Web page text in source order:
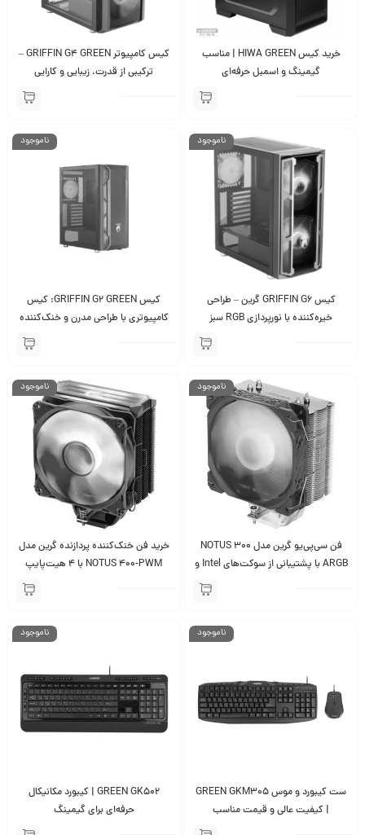
خرید کیس HIWA GREEN | مناسب
گیمینگ و اسمبل حرفه‌ای
کیس کامپیوتر GRIFFIN G4 GREEN –
ترکیبی از قدرت، زیبایی و کارایی
ناموجود
کیس GRIFFIN G6 گرین – طراحی
خیره‌کننده با نورپردازی RGB سبز
ناموجود
کیس GRIFFIN G2 GREEN: کیس
کامپیوتری با طراحی مدرن و خنک‌کننده
ناموجود
فن سی‌پی‌یو گرین مدل NOTUS 300
ARGB با پشتیبانی از سوکت‌های Intel و
ناموجود
خرید فن خنک‌کننده پردازنده گرین مدل
NOTUS 400-PWM با 4 هیت‌پایپ
ناموجود
ست کیبورد و موس GREEN GKM305
| کیفیت عالی و قیمت مناسب
ناموجود
GREEN GK502 | کیبورد مکانیکال
حرفه‌ای برای گیمینگ